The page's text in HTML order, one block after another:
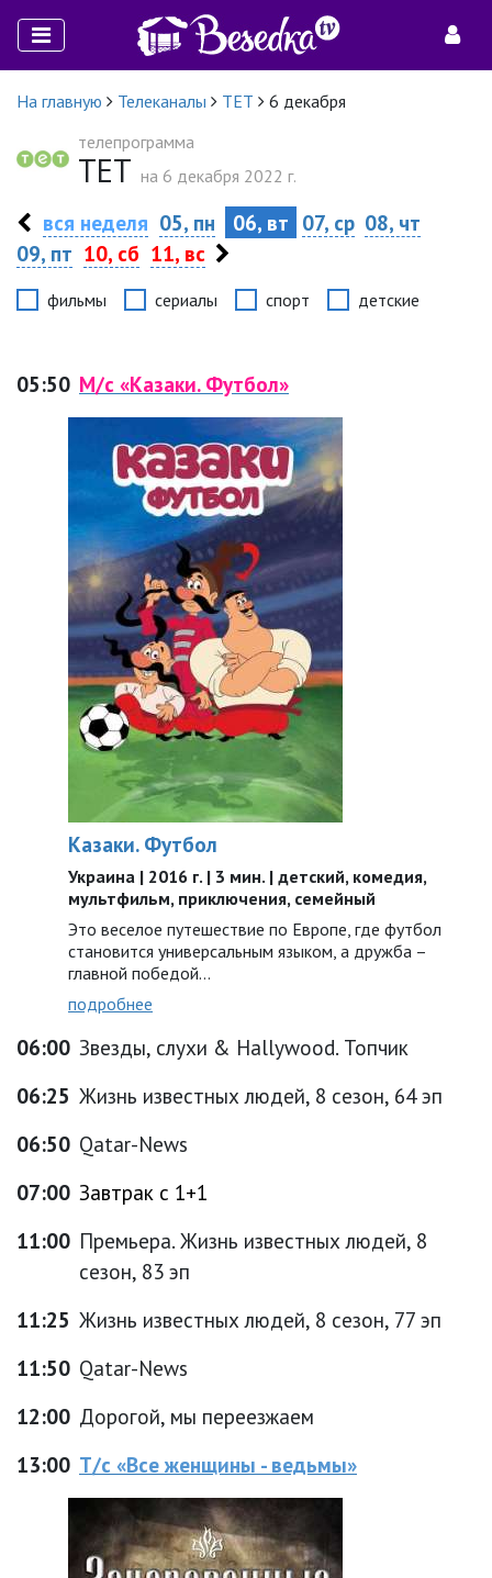
На главную Телеканалы ТЕТ
6 декабря
телепрограмма
ТЕТ на 6 декабря 2022 г.
вся неделя 05, пн 06, вт 07, ср 08, чт
09, пт 10, сб 11, вс
фильмы сериалы спорт детские
05:50 М/с «Казаки. Футбол»
Казаки. Футбол
Украина | 2016 г. | 3 мин. | детский, комедия,
мультфильм, приключения, семейный
Это веселое путешествие по Европе, где футбол
становится универсальным языком, а дружба –
главной победой…
подробнее
06:00 Звезды, слухи & Hallywood. Топчик
06:25 Жизнь известных людей, 8 сезон, 64 эп
06:50 Qatar-News
07:00 Завтрак с 1+1
11:00 Премьера. Жизнь известных людей, 8
сезон, 83 эп
11:25 Жизнь известных людей, 8 сезон, 77 эп
11:50 Qatar-News
12:00 Дорогой, мы переезжаем
13:00 Т/с «Все женщины - ведьмы»